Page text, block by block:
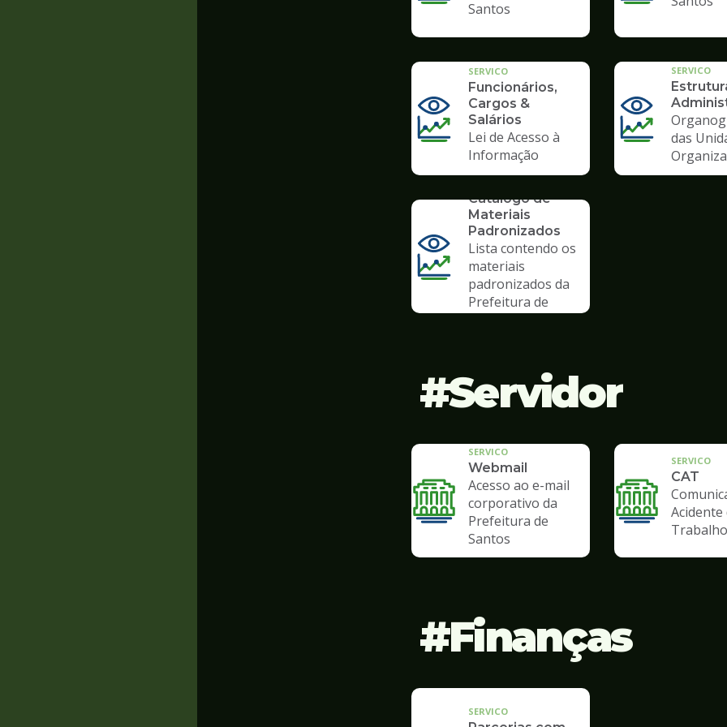
Santos
SERVICO
Funcionários,
Cargos &
Salários
Lei de Acesso à
Informação
SERVICO
das
Catálogo de
Materiais
Padronizados
Lista contendo os
materiais
padronizados da
Prefeitura de
Servidor
SERVICO
Webmail
Acesso ao e-mail
corporativo da
Prefeitura de
Santos
SERVICO
CAT
Acidente
Trabalho
Finanças
SERVICO